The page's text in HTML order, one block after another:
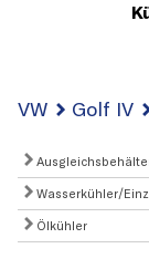
VW Golf IV
Wasserkühler/
Ölkühler